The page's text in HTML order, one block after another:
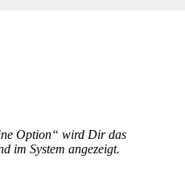
Option“ wird Dir das
im System angezeigt.